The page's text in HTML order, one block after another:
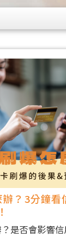
？3分鐘看
是否會影響